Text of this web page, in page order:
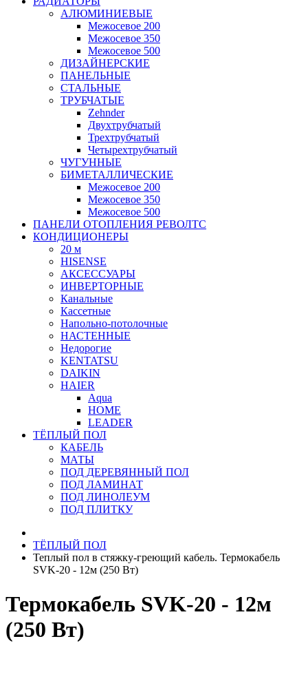
АЛЮМИНИЕВЫЕ
Межосевое 200
Межосевое 350
Межосевое 500
ДИЗАЙНЕРСКИЕ
ПАНЕЛЬНЫЕ
СТАЛЬНЫЕ
ТРУБЧАТЫЕ
Zehnder
Двухтрубчатый
Трехтрубчатый
Четырехтрубчатый
ЧУГУННЫЕ
БИМЕТАЛЛИЧЕСКИЕ
Межосевое 200
Межосевое 350
Межосевое 500
ПАНЕЛИ ОТОПЛЕНИЯ РЕВОЛТС
КОНДИЦИОНЕРЫ
20 м
HISENSE
АКСЕССУАРЫ
ИНВЕРТОРНЫЕ
Канальные
Кассетные
Напольно-потолочные
НАСТЕННЫЕ
Недорогие
KENTATSU
DAIKIN
HAIER
Aqua
HOME
LEADER
ТЁПЛЫЙ ПОЛ
КАБЕЛЬ
МАТЫ
ПОД ДЕРЕВЯННЫЙ ПОЛ
ПОД ЛАМИНАТ
ПОД ЛИНОЛЕУМ
ПОД ПЛИТКУ
ТЁПЛЫЙ ПОЛ
Теплый пол в стяжку-греющий кабель. Термокабель
SVK-20 - 12м (250 Вт)
Термокабель SVK-20 - 12м
(250 Вт)